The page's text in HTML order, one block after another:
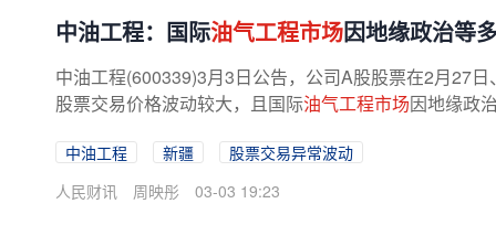
中油工程：国际油气工程市场因地缘政治等
中油工程(600339)3月3日公告，公司A股股票在2月27
股票交易价格波动较大，且国际油气工程市场因地缘政
中油工程 新疆
股票交易异常波动
人民财讯
周映彤 03-03 19:23